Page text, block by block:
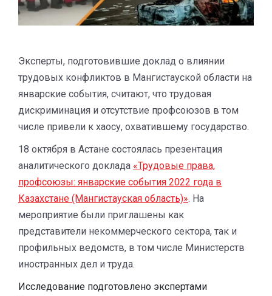
Эксперты, подготовившие доклад о влиянии
трудовых конфликтов в Мангистауской области на
январские события, считают, что трудовая
дискриминация и отсутствие профсоюзов в том
числе привели к хаосу, охватившему государство.
18 октября в Астане состоялась презентация
аналитического доклада «Трудовые права,
профсоюзы: январские события 2022 года в
Казахстане (Мангистауская область)». На
мероприятие были приглашены как
представители некоммерческого сектора, так и
профильных ведомств, в том числе Министерств
иностранных дел и труда.
Исследование подготовлено экспертами